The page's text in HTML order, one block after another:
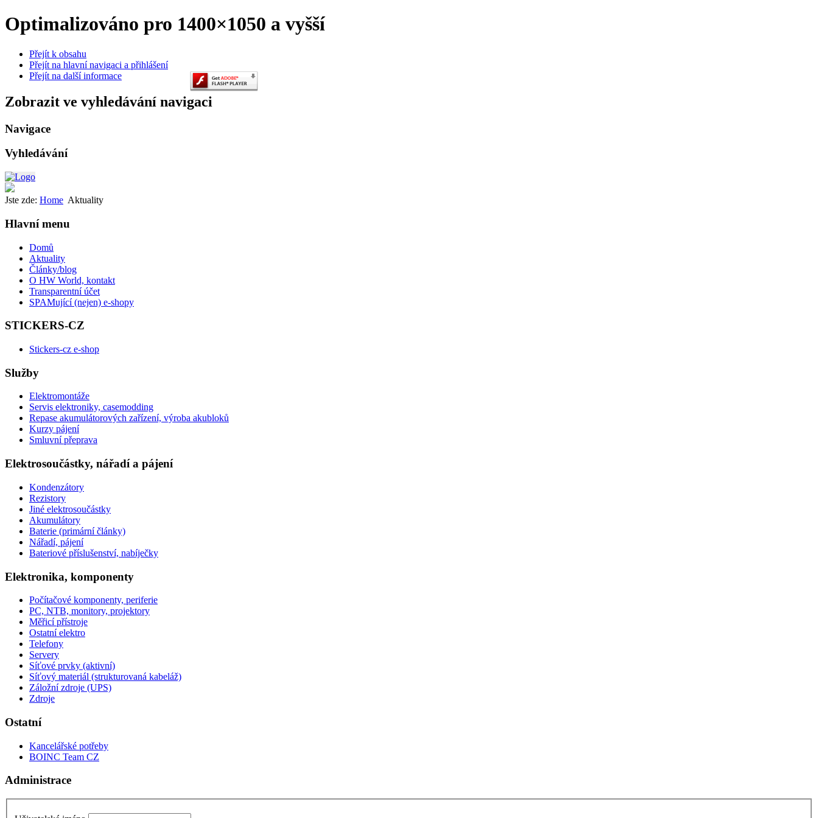
Optimalizováno pro 1400×1050 a vyšší
Přejít k obsahu
Přejít na hlavní navigaci a přihlášení
Přejít na další informace
Zobrazit ve vyhledávání navigaci
Navigace
Vyhledávání
Jste zde: Home Aktuality
Hlavní menu
Domů
Aktuality
Články/blog
O HW World, kontakt
Transparentní účet
SPAMující (nejen) e-shopy
STICKERS-CZ
Stickers-cz e-shop
Služby
Elektromontáže
Servis elektroniky, casemodding
Repase akumulátorových zařízení, výroba akubloků
Kurzy pájení
Smluvní přeprava
Elektrosoučástky, nářadí a pájení
Kondenzátory
Rezistory
Jiné elektrosoučástky
Akumulátory
Baterie (primární články)
Nářadí, pájení
Bateriové příslušenství, nabíječky
Elektronika, komponenty
Počítačové komponenty, periferie
PC, NTB, monitory, projektory
Měřicí přístroje
Ostatní elektro
Telefony
Servery
Síťové prvky (aktivní)
Síťový materiál (strukturovaná kabeláž)
Záložní zdroje (UPS)
Zdroje
Ostatní
Kancelářské potřeby
BOINC Team CZ
Administrace